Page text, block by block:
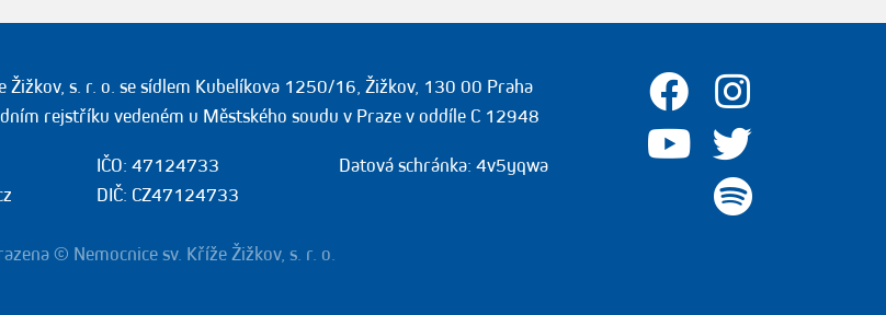
Žižkov, s. r. o. se sídlem Kubelíkova 1250/16, Žižkov, 130 00 Praha
rejstříku vedeném u Městského soudu v Praze v oddíle C 12948
IČO: 47124733
DIČ: CZ47124733
Datová schránka: 4v5yqwa
© Nemocnice sv. Kříže Žižkov, s. r. o.